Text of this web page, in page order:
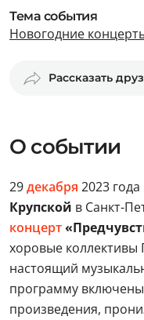
Тема события
Новогодние
Рассказать
О событии
29декабря 2023 года
Крупской в Санкт-
концерт
хоровые коллективы
настоящий
программу
произведения,